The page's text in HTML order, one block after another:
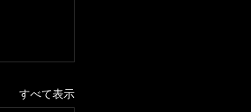
すべて表示